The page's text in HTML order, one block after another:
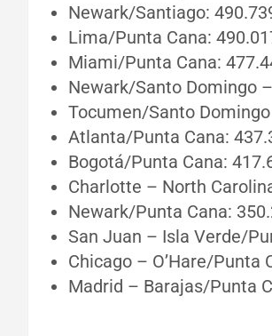
Newark/Santiago:
Lima/Punta Cana:
Miami/Punta Cana:
Newark/Santo Domingo
Tocumen/Santo
Atlanta/Punta Cana:
Bogotá/Punta Cana:
Charlotte – North
Newark/Punta Cana:
San Juan – Isla Verde/
Chicago – O’Hare/Punta
Madrid – Barajas/Punta